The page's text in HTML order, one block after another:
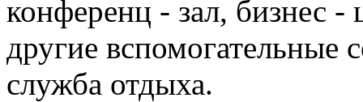
конференц - зал, бизнес -
другие вспомогательные
служба отдыха.